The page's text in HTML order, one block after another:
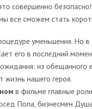
совершенно
все сможем стать
уменьшения. Но
его в последний
из
жизнь нашего героя.
в фильме главные
Пола, бизнесмен